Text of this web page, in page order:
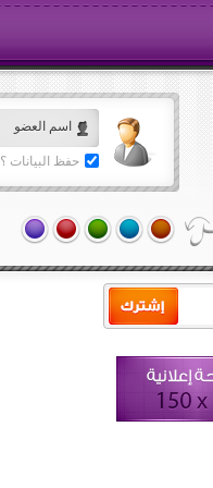
حفظ البيانات ؟